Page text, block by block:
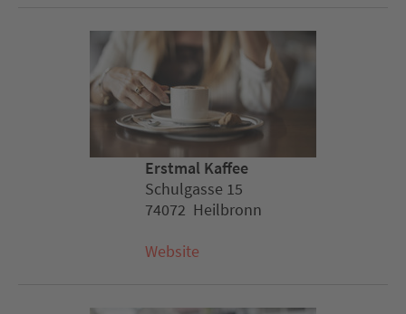
Erstmal Kaffee
Schulgasse 15
74072 Heilbronn
Website